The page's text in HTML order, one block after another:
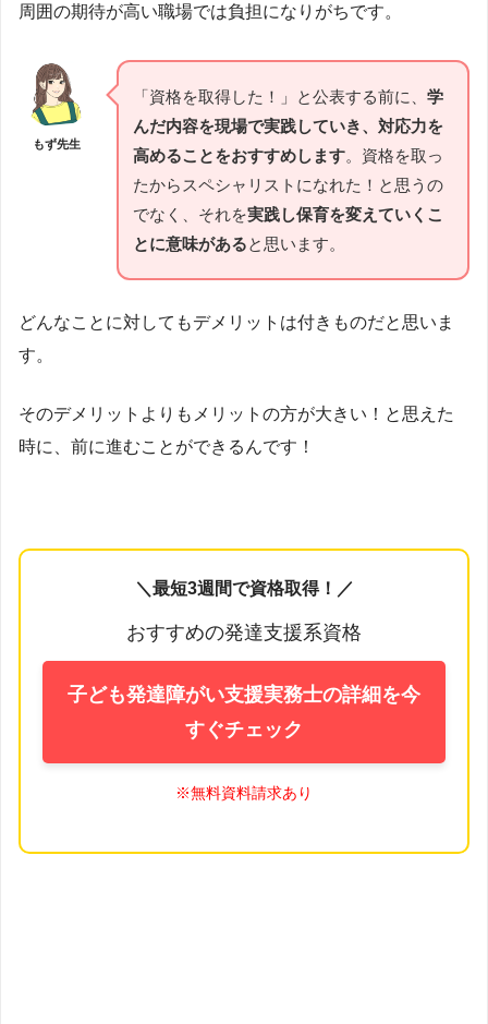
周囲の期待が高い職場では負担になりがちです。
もず先生
「資格を取得した！」と公表する前に、 学
んだ内容を現場で実践していき、対応力を
高めることをおすすめします。資格を取っ
たからスペシャリストになれた！と思うの
でなく、それを実践し保育を変えていくこ
とに意味があると思います。
どんなことに対してもデメリットは付きものだと思いま
す。
そのデメリットよりもメリットの方が大きい！と思えた
時に、前に進むことができるんです！
＼最短3週間で資格取得！／
おすすめの発達支援系資格
子ども発達障がい支援実務士の詳細を今
すぐチェック
※無料資料請求あり